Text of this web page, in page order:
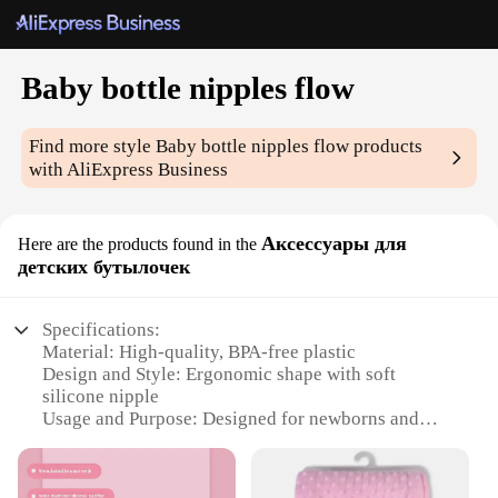
Baby bottle nipples flow
Find more styleBaby bottle nipples flow products
with AliExpress Business
Here are the products found in the Аксессуары для
детских бутылочек
Specifications:
Material: High-quality, BPA-free plastic
Design and Style: Ergonomic shape with soft
silicone nipple
Usage and Purpose: Designed for newborns and
Performance and Property: Easy to clean and
sterilize